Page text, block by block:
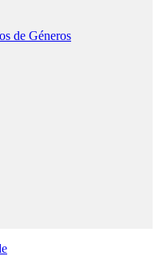
de Géneros